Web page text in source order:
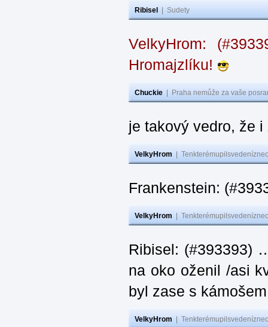
Ribisel Sudety
VelkyHrom:
Hromajzlíku!
Chuckie Praha nemůže za vaše
je takový vedro, že
VelkyHrom
Frankenstein:
VelkyHrom
Ribisel: (#393393)
na oko oženil /asi
byl zase s
VelkyHrom